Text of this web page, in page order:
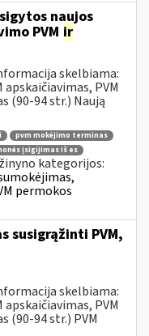
naujos
PVM ir
skelbiama:
PVM
(90-94 str.) Naują
pvm mokėjimo terminas
įsigijimas iš es
kategorijos:
permokos
susigrąžinti PVM,
skelbiama:
PVM
(90-94 str.) PVM